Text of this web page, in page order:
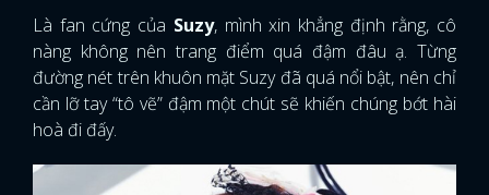
Là fan cứng của Suzy, mình xin khẳng định rằng, cô
nàng không nên trang điểm quá đậm đâu ạ. Từng
đường nét trên khuôn mặt Suzy đã quá nổi bật, nên chỉ
cần lỡ tay “tô vẽ” đậm một chút sẽ khiến chúng bớt hài
hoà đi đấy.